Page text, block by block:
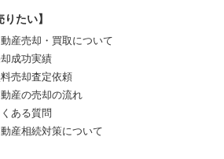
りたい】
産売却・買取について
成功実績
売却査定依頼
産の売却の流れ
ある質問
産相続対策について